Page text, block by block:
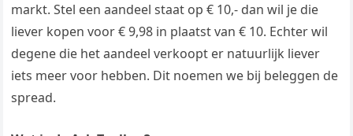
markt. Stel een aandeel staat op € 10,- dan wil je die
liever kopen voor € 9,98 in plaatst van € 10. Echter wil
degene die het aandeel verkoopt er natuurlijk liever
iets meer voor hebben. Dit noemen we bij beleggen de
spread.